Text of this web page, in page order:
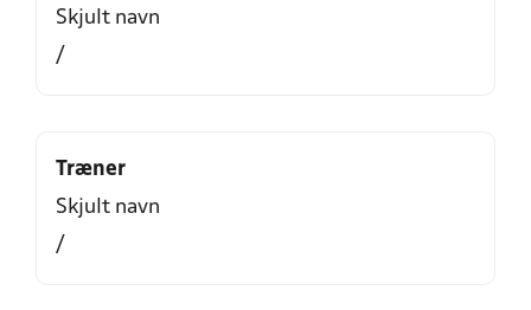
Skjult navn
/
Træner
Skjult navn
/